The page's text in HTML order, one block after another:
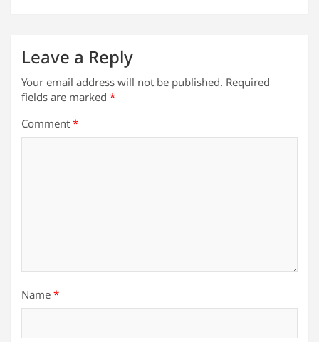
Leave a Reply
Your email address will not be published. Required
fields are marked *
Comment *
Name *